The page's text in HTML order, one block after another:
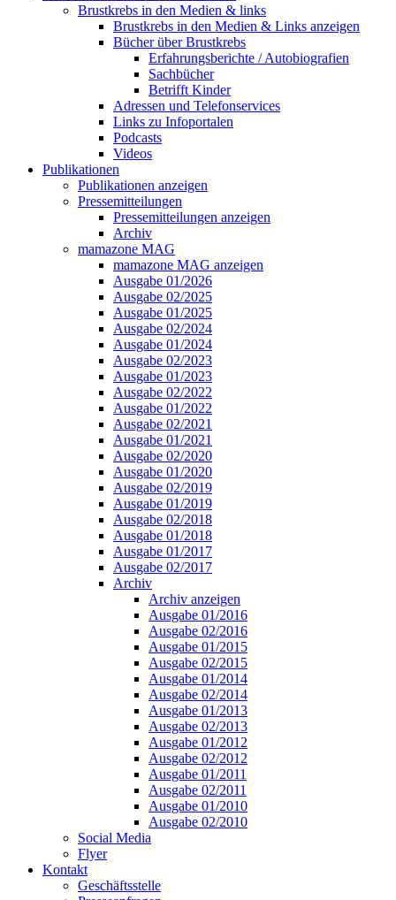
Brustkrebs in den Medien & links
Brustkrebs in den Medien & Links anzeigen
Bücher über Brustkrebs
Erfahrungsberichte / Autobiografien
Sachbücher
Betrifft Kinder
Adressen und Telefonservices
Links zu Infoportalen
Podcasts
Videos
Publikationen
Publikationen anzeigen
Pressemitteilungen
Pressemitteilungen anzeigen
Archiv
mamazone MAG
mamazone MAG anzeigen
Ausgabe 01/2026
Ausgabe 02/2025
Ausgabe 01/2025
Ausgabe 02/2024
Ausgabe 01/2024
Ausgabe 02/2023
Ausgabe 01/2023
Ausgabe 02/2022
Ausgabe 01/2022
Ausgabe 02/2021
Ausgabe 01/2021
Ausgabe 02/2020
Ausgabe 01/2020
Ausgabe 02/2019
Ausgabe 01/2019
Ausgabe 02/2018
Ausgabe 01/2018
Ausgabe 01/2017
Ausgabe 02/2017
Archiv
Archiv anzeigen
Ausgabe 01/2016
Ausgabe 02/2016
Ausgabe 01/2015
Ausgabe 02/2015
Ausgabe 01/2014
Ausgabe 02/2014
Ausgabe 01/2013
Ausgabe 02/2013
Ausgabe 01/2012
Ausgabe 02/2012
Ausgabe 01/2011
Ausgabe 02/2011
Ausgabe 01/2010
Ausgabe 02/2010
Social Media
Flyer
Kontakt
Geschäftsstelle